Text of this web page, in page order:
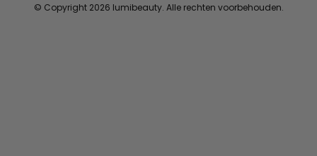
© Copyright 2026 lumibeauty. Alle rechten voorbehouden.